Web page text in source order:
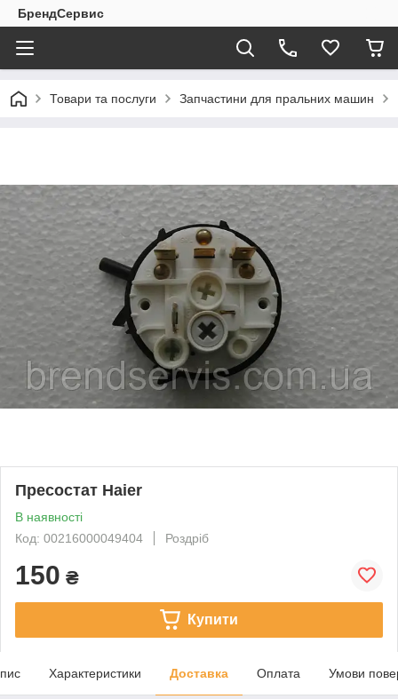
БрендСервис
Товари та послуги Запчастини для пральних машин
Пресостат Haier
В наявності
Код: 00216000049404
Роздріб
150 ₴
Купити
Характеристики Доставка Оплата Умови